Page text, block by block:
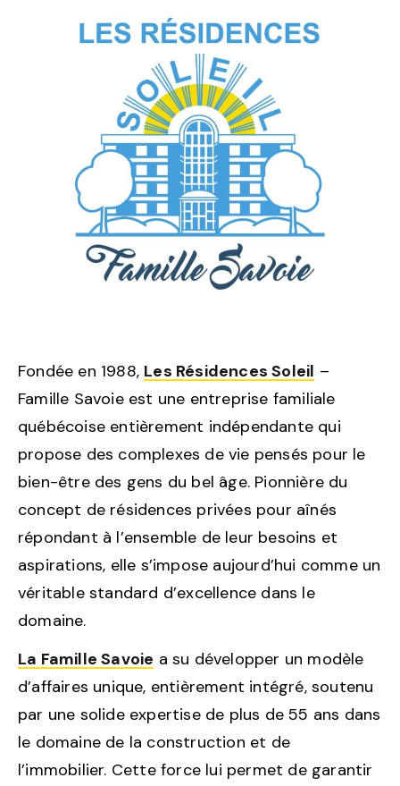
Fondée en 1988, Les Résidences Soleil –
Famille Savoie est une entreprise familiale
québécoise entièrement indépendante qui
propose des complexes de vie pensés pour le
bien-être des gens du bel âge. Pionnière du
concept de résidences privées pour aînés
répondant à l’ensemble de leur besoins et
aspirations, elle s’impose aujourd’hui comme un
véritable standard d’excellence dans le
domaine.
La Famille Savoie a su développer un modèle
d’affaires unique, entièrement intégré, soutenu
par une solide expertise de plus de 55 ans dans
le domaine de la construction et de
l’immobilier. Cette force lui permet de garantir